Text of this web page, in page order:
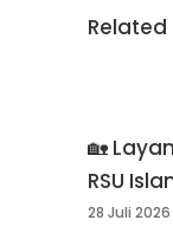
Related
🏡
RSU
28 Juli 2026